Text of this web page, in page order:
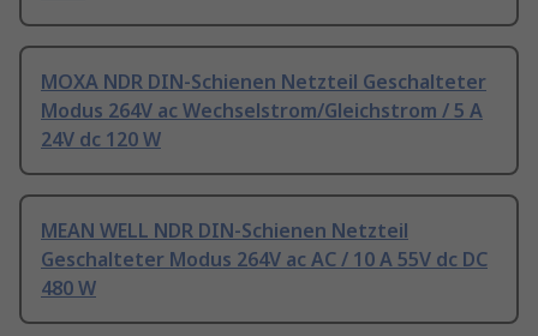
MOXA NDR DIN-Schienen Netzteil Geschalteter
Modus 264V ac Wechselstrom/Gleichstrom / 5 A
24V dc 120 W
MEAN WELL NDR DIN-Schienen Netzteil
Geschalteter Modus 264V ac AC / 10 A 55V dc DC
480 W